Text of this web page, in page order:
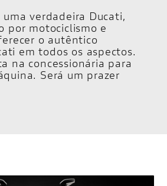
uma verdadeira Ducati,
por motociclismo e
o autêntico
em todos os aspectos.
na concessionária para
Será um prazer